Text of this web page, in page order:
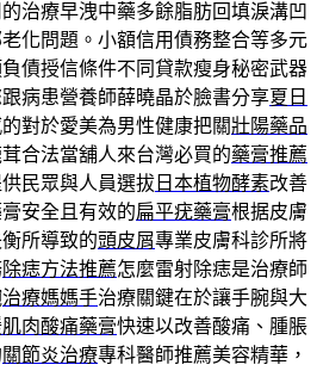
治療早洩中藥多餘脂肪回填淚溝凹
化問題。小額信用債務整合等多元
債授信條件不同貸款瘦身秘密武器
病患營養師薛曉晶於臉書分享夏日
對於愛美為男性健康把關壯陽藥品
合法當舖人來台灣必買的藥膏推薦
民眾與人員選拔 日本植物酵素改善
安全且有效的扁平疣藥膏根据皮膚
所導致的頭皮屑專業皮膚科診所將
除痣方法推薦怎麼雷射除痣是治療師
治療媽媽手治療關鍵在於讓手腕與大
肉酸痛藥膏快速以改善酸痛、腫脹
關節炎治療專科醫師推薦美容精華，